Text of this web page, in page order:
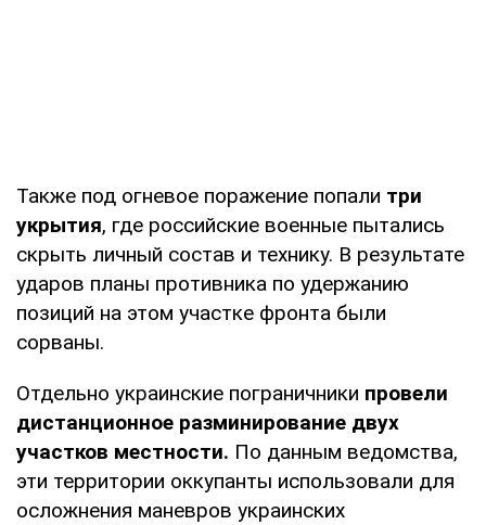
Также под огневое поражение попали три
укрытия, где российские военные пытались
скрыть личный состав и технику. В результате
ударов планы противника по удержанию
позиций на этом участке фронта были
сорваны.
Отдельно украинские пограничники провели
дистанционное разминирование двух
участков местности. По данным ведомства,
эти территории оккупанты использовали для
осложнения маневров украинских